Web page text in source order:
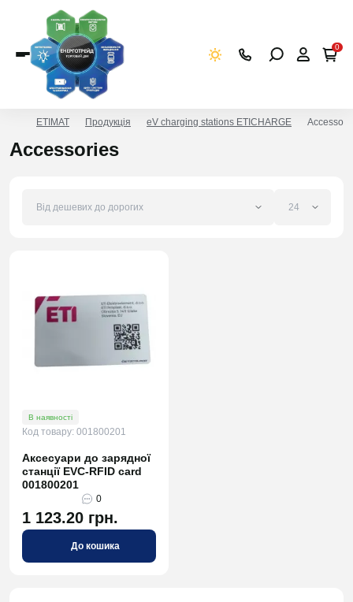
0
ETIMAT Продукція eV charging stations ETICHARGE
Accessories
В наявності
Код товару: 001800201
Аксесуари до зарядної
станції EVC-RFID card
001800201
0
1 123.20 грн.
До кошика